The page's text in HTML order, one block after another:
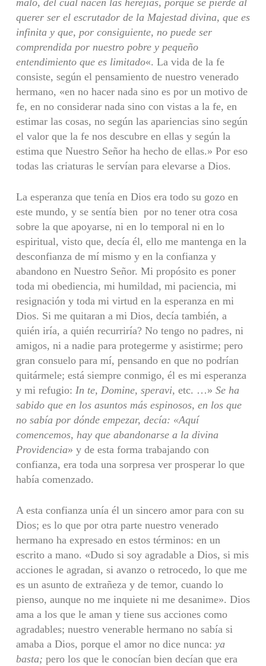
malo, del cual nacen las herejías, porque se pierde al
querer ser el escrutador de la Majestad divina, que es
infinita y que, por consiguiente, no puede ser
comprendida por nuestro pobre y pequeño
entendimiento que es limitado«. La vida de la fe
consiste, según el pensamiento de nuestro venerado
hermano, «en no hacer nada sino es por un motivo de
fe, en no considerar nada sino con vistas a la fe, en
estimar las cosas, no según las apariencias sino según
el valor que la fe nos descubre en ellas y según la
estima que Nuestro Señor ha hecho de ellas.» Por eso
todas las criaturas le servían para elevarse a Dios.
La esperanza que tenía en Dios era todo su gozo en
este mundo, y se sentía bien por no tener otra cosa
sobre la que apoyarse, ni en lo temporal ni en lo
espiritual, visto que, decía él, ello me mantenga en la
desconfianza de mí mismo y en la confianza y
abandono en Nuestro Señor. Mi propósito es poner
toda mi obediencia, mi humildad, mi paciencia, mi
resignación y toda mi virtud en la esperanza en mi
Dios. Si me quitaran a mi Dios, decía también, a
quién iría, a quién recurriría? No tengo no padres, ni
amigos, ni a nadie para protegerme y asistirme; pero
gran consuelo para mí, pensando en que no podrían
quitármele; está siempre conmigo, él es mi esperanza
y mi refugio: In te, Domine, speravi, etc. …» Se ha
sabido que en los asuntos más espinosos, en los que
no sabía por dónde empezar, decía: «Aquí
comencemos, hay que abandonarse a la divina
Providencia» y de esta forma trabajando con
confianza, era toda una sorpresa ver prosperar lo que
había comenzado.
A esta confianza unía él un sincero amor para con su
Dios; es lo que por otra parte nuestro venerado
hermano ha expresado en estos términos: en un
escrito a mano. «Dudo si soy agradable a Dios, si mis
acciones le agradan, si avanzo o retrocedo, lo que me
es un asunto de extrañeza y de temor, cuando lo
pienso, aunque no me inquiete ni me desanime». Dios
ama a los que le aman y tiene sus acciones como
agradables; nuestro venerable hermano no sabía si
amaba a Dios, porque el amor no dice nunca: ya
basta; pero los que le conocían bien decían que era